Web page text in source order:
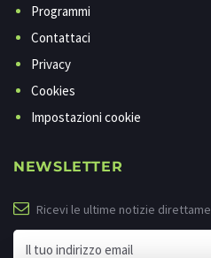
Programmi
Contattaci
Privacy
Cookies
Impostazioni cookie
NEWSLETTER
Ricevi le ultime notizie